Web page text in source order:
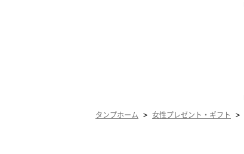
タンプホーム > 女性プレゼント・ギフト >